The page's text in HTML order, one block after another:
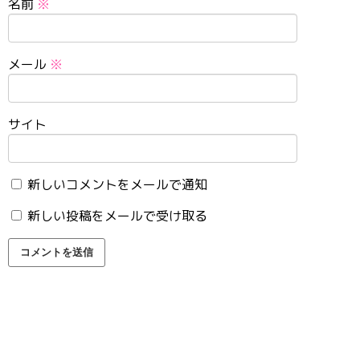
名前 ※
メール ※
サイト
新しいコメントをメールで通知
新しい投稿をメールで受け取る